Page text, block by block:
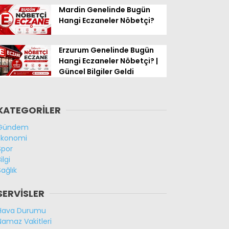
Mardin Genelinde Bugün
Hangi Eczaneler Nöbetçi?
Erzurum Genelinde Bugün
Hangi Eczaneler Nöbetçi? |
Güncel Bilgiler Geldi
Durumu
Vakitleri